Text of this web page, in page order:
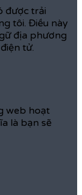
được trải
tôi. Điều này
địa phương
tử.
web hoạt
là bạn sẽ